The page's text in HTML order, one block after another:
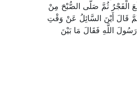
الْفَجْرُ ثُمَّ صَلَّى الصُّبْحَ مِنْ
قَالَ أَيْنَ السَّائِلُ عَنْ وَقْتِ
رَسُولَ اللَّهِ فَقَالَ مَا بَيْنَ